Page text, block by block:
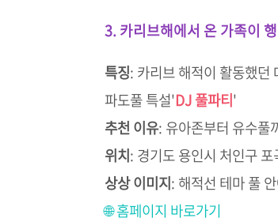
3. 카리브해에서 온 가족이
특징: 카리브 해적이 활동했던
파도풀 특설'DJ 풀파티'
추천 이유: 유아존부터 유수풀
위치: 경기도 용인시 처인구
상상 이미지: 해적선 테마 풀
🌐 홈페이지 바로가기